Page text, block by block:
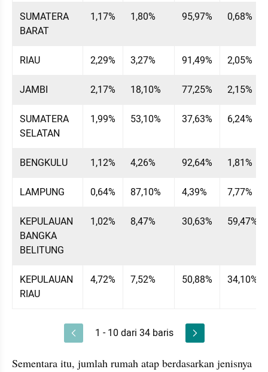
SUMATERA
BARAT
1,17% 1,80% 95,97% 0,68%
RIAU 2,29% 3,27% 91,49% 2,05%
JAMBI 2,17% 18,10% 77,25% 2,15%
SUMATERA
SELATAN
1,99% 53,10% 37,63% 6,24%
BENGKULU 1,12% 4,26% 92,64% 1,81%
LAMPUNG 0,64% 87,10% 4,39% 7,77%
KEPULAUAN
BANGKA
BELITUNG
1,02% 8,47% 30,63% 59,47%
KEPULAUAN
RIAU
4,72% 7,52% 50,88% 34,10%
1 - 10 dari 34 baris
Sementara itu, jumlah rumah atap berdasarkan jenisnya